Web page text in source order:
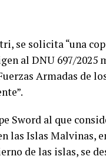
se solicita “una
al DNU 697/2025
Armadas de
Sword al que
las Islas Malvinas,
de las islas, se